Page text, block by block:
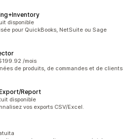
disponible
pour QuickBooks, NetSuite ou Sage
/mois
de produits, de commandes et de clients
Report
disponible
vos exports CSV/Excel.